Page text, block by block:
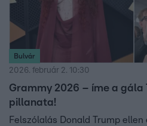
Bulvár
2026. február 2. 10:30
Grammy 2026 – íme a
pillanata!
Felszólalás Donald Trump